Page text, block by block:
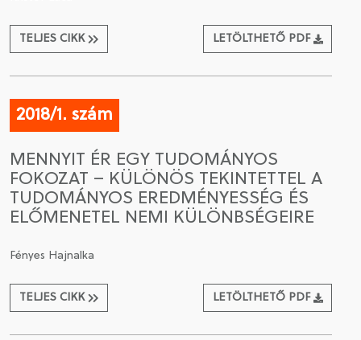
TELJES CIKK LETÖLTHETŐ PDF
2018/1. szám
MENNYIT ÉR EGY TUDOMÁNYOS
FOKOZAT – KÜLÖNÖS TEKINTETTEL A
TUDOMÁNYOS EREDMÉNYESSÉG ÉS
ELŐMENETEL NEMI KÜLÖNBSÉGEIRE
Fényes Hajnalka
TELJES CIKK LETÖLTHETŐ PDF